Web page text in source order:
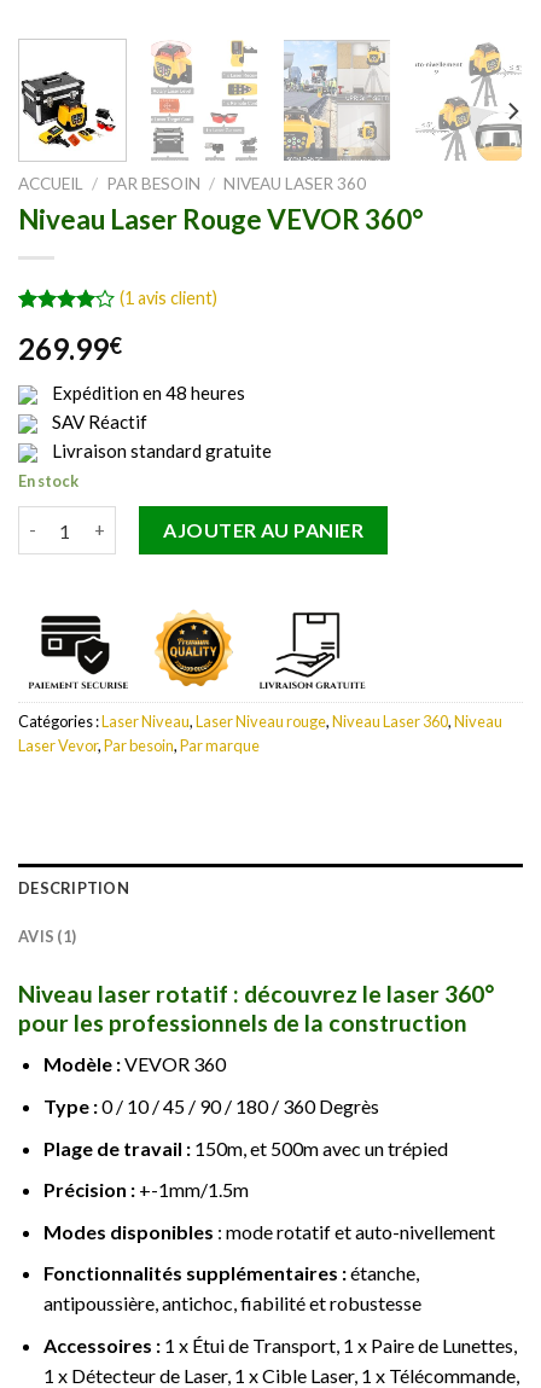
ACCUEIL / PAR BESOIN / NIVEAU LASER 360
Niveau Laser Rouge VEVOR 360°
4.00sur
5 basé
sur
notation
client
(1 avis client)
269.99€
Expédition en 48 heures
SAV Réactif
Livraison standard gratuite
En stock
AJOUTER AU PANIER
Catégories :Laser Niveau,Laser Niveau rouge,Niveau Laser 360,Niveau
Laser Vevor,Par besoin,Par marque
DESCRIPTION
AVIS (1)
Niveau laser rotatif : découvrez le laser 360°
pour les professionnels de la construction
Modèle :VEVOR 360
Type :0 / 10 / 45 / 90 / 180 / 360 Degrès
Plage de travail :150m, et 500m avec un trépied
Précision :+-1mm/1.5m
Modes disponibles : mode rotatif et auto-nivellement
Fonctionnalités supplémentaires :étanche,
antipoussière, antichoc, fiabilité et robustesse
Accessoires :1 x Étui de Transport, 1 x Paire de Lunettes,
1 x Détecteur de Laser, 1 x Cible Laser, 1 x Télécommande,